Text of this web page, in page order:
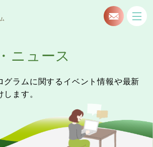
ニュース
グラムに関するイベント情報や最新
ます。